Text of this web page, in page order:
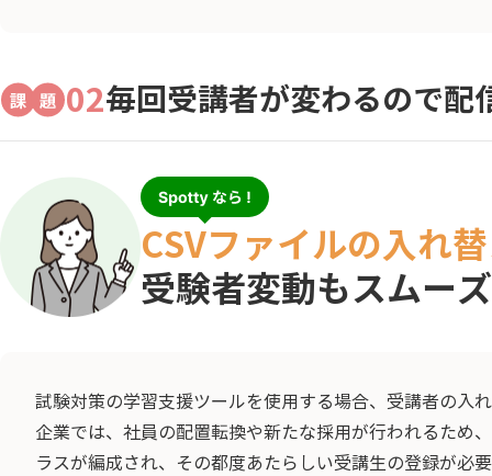
02毎回受講者が変わるので配
CSVファイルの入れ
受験者変動もスムー
試験対策の学習支援ツールを使用する場合、受講者の入
企業では、社員の配置転換や新たな採用が行われるため
ラスが編成され、その都度あたらしい受講生の登録が必